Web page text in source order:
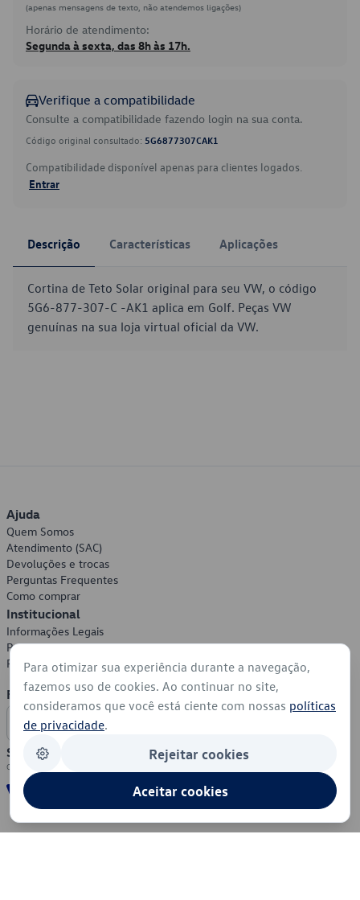
(apenas mensagens de texto, não atendemos ligações)
Horário de atendimento:
Segunda à sexta, das 8h às 17h.
Verifique a compatibilidade
Consulte a compatibilidade fazendo login na sua conta.
Código original consultado: 5G6877307CAK1
Compatibilidade disponível apenas para clientes logados.
Entrar
Descrição Características Aplicações
Cortina de Teto Solar original para seu VW, o código
5G6-877-307-C -AK1 aplica em Golf. Peças VW
genuínas na sua loja virtual oficial da VW.
Ajuda
Quem Somos
Atendimento (SAC)
Devoluções e trocas
Perguntas Frequentes
Como comprar
Institucional
Informações Legais
Política de Privacidade
Política de Cookies
Formas de Pagamento
Segurança
Para otimizar sua experiência durante a navegação,
fazemos uso de cookies. Ao continuar no site,
consideramos que você está ciente com nossas políticas
de privacidade.
Rejeitar cookies
Aceitar cookies